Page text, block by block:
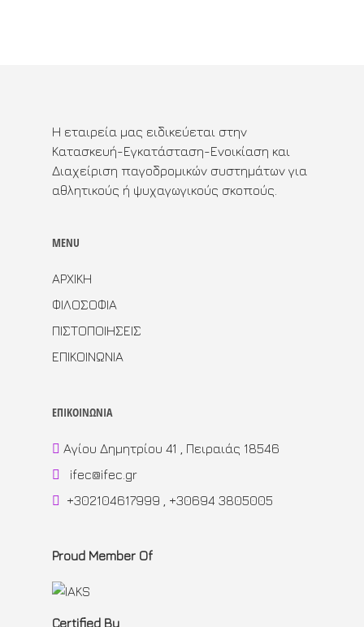
Η εταιρεία μας ειδικεύεται στην
Κατασκευή-Εγκατάσταση-Ενοικίαση και
Διαχείριση παγοδρομικών συστημάτων για
αθλητικούς ή ψυχαγωγικούς σκοπούς.
MENU
ΑΡΧΙΚΗ
ΦΙΛΟΣΟΦΙΑ
ΠΙΣΤΟΠΟΙΗΣΕΙΣ
ΕΠΙΚΟΙΝΩΝΙΑ
ΕΠΙΚΟΙΝΩΝΙΑ
Αγίου Δημητρίου 41 , Πειραιάς 18546
ifec@ifec.gr
+302104617999 , +30694 3805005
Proud Member Of
Certified By